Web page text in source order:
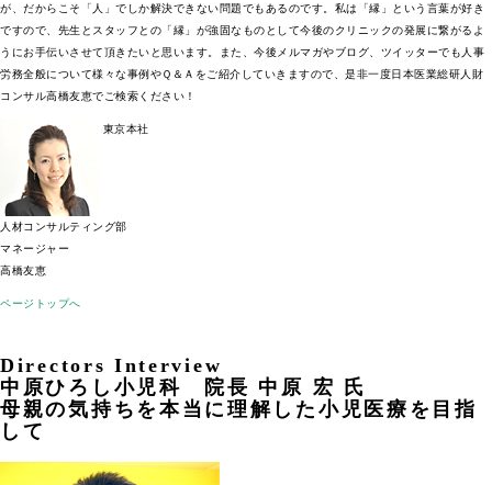
が、だからこそ「人」でしか解決できない問題でもあるのです。私は「縁」という言葉が好き
ですので、先生とスタッフとの「縁」が強固なものとして今後のクリニックの発展に繋がるよ
うにお手伝いさせて頂きたいと思います。また、今後メルマガやブログ、ツイッターでも人事
労務全般について様々な事例やＱ＆Ａをご紹介していきますので、是非一度日本医業総研人財
コンサル高橋友恵でご検索ください！
東京本社
人材コンサルティング部
マネージャー
高橋友恵
ページトップへ
Directors Interview
中原ひろし小児科 院長 中原 宏 氏
母親の気持ちを本当に理解した小児医療を目指
して